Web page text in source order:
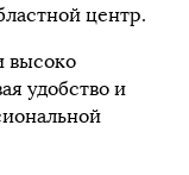
центр.
высоко
удобство и